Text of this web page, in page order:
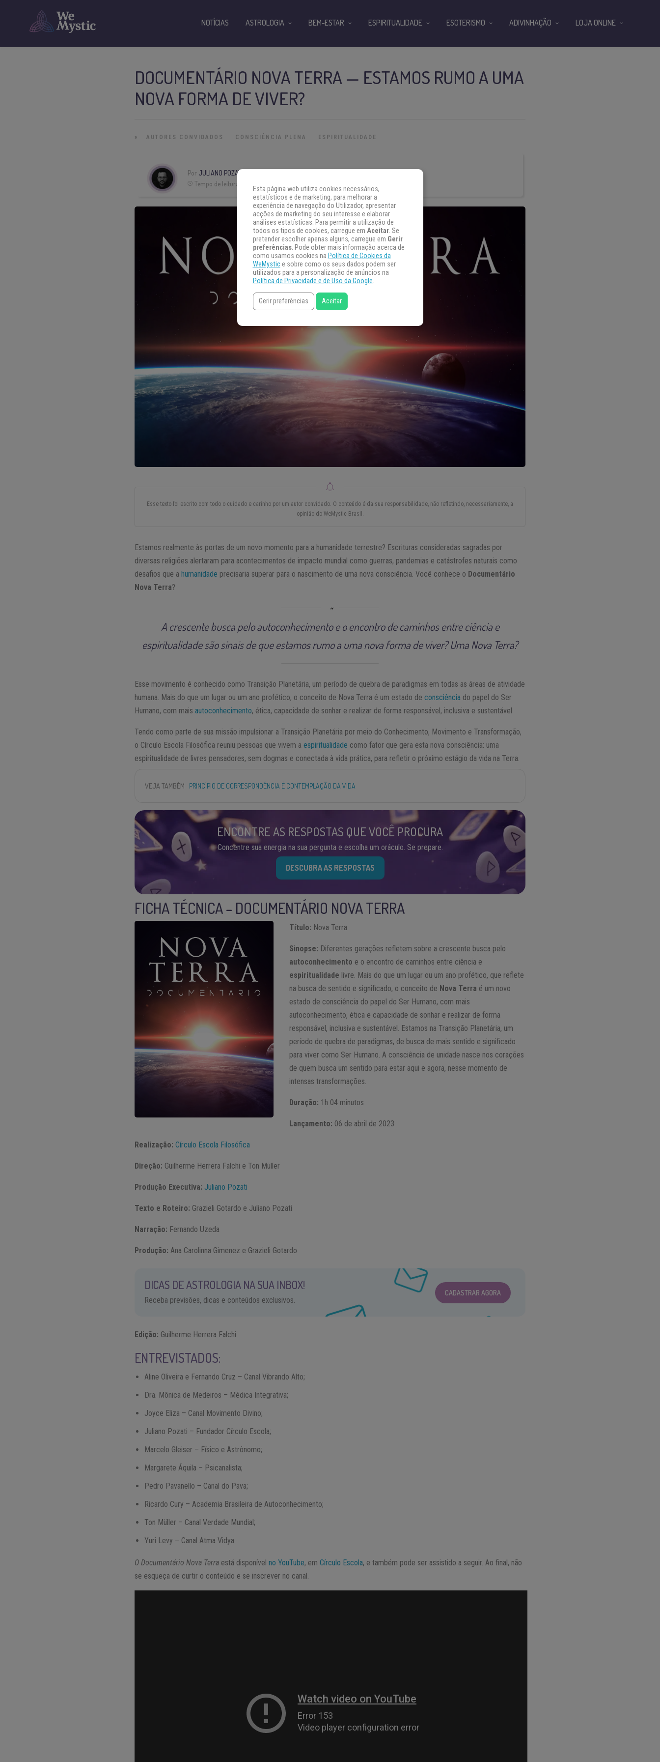
DOCUMENTÁRIO NOVA TERRA — ESTAMOS RUMO A UMA
NOVA FORMA DE VIVER?
» AUTORES CONVIDADOS CONSCIÊNCIA PLENA ESPIRITUALIDADE
Por JULIANO POZATI
Tempo de leitura:
Esse texto foi escrito com todo o cuidado e carinho por um autor convidado. O conteúdo é da sua responsabilidade, não refletindo, necessariamente, a
opinião do WeMystic Brasil.
Estamos realmente às portas de um novo momento para a humanidade terrestre? Escrituras consideradas sagradas por
diversas religiões alertaram para acontecimentos de impacto mundial como guerras, pandemias e catástrofes naturais como
desafios que a humanidade precisaria superar para o nascimento de uma nova consciência. Você conhece o Documentário
Nova Terra?
A crescente busca pelo autoconhecimento e o encontro de caminhos entre ciência e
espiritualidade são sinais de que estamos rumo a uma nova forma de viver? Uma Nova Terra?
Esse movimento é conhecido como Transição Planetária, um período de quebra de paradigmas em todas as áreas de atividade
humana. Mais do que um lugar ou um ano profético, o conceito de Nova Terra é um estado deconsciência do papel do Ser
Humano, com maisautoconhecimento, ética, capacidade de sonhar e realizar de forma responsável, inclusiva e sustentável
Tendo como parte de sua missão impulsionar a Transição Planetária por meio do Conhecimento, Movimento e Transformação,
o Círculo Escola Filosófica reuniu pessoas que vivem aespiritualidade como fator que gera esta nova consciência: uma
espiritualidade de livres pensadores, sem dogmas e conectada à vida prática, para refletir o próximo estágio da vida na Terra.
VEJA TAMBÉM PRINCÍPIO DE CORRESPONDÊNCIA É CONTEMPLAÇÃO DA VIDA
ENCONTRE AS RESPOSTAS QUE VOCÊ PROCURA
Concentre sua energia na sua pergunta e escolha um oráculo. Se prepare.
DESCUBRA AS RESPOSTAS
FICHA TÉCNICA – DOCUMENTÁRIO NOVA TERRA
Título: Nova Terra
Sinopse: Diferentes gerações refletem sobre a crescente busca pelo
autoconhecimento e o encontro de caminhos entre ciência e
espiritualidade livre. Mais do que um lugar ou um ano profético, que reflete
na busca de sentido e significado, o conceito de Nova Terra é um novo
estado de consciência do papel do Ser Humano, com mais
autoconhecimento, ética e capacidade de sonhar e realizar de forma
responsável, inclusiva e sustentável. Estamos na Transição Planetária, um
período de quebra de paradigmas, de busca de mais sentido e significado
para viver como Ser Humano. A consciência de unidade nasce nos corações
de quem busca um sentido para estar aqui e agora, nesse momento de
intensas transformações.
Duração: 1h 04 minutos
Lançamento: 06 de abril de 2023
Realização: Círculo Escola Filosófica
Direção: Guilherme Herrera Falchi e Ton Müller
Produção Executiva: Juliano Pozati
Texto e Roteiro: Grazieli Gotardo e Juliano Pozati
Narração: Fernando Uzeda
Produção: Ana Carolinna Gimenez e Grazieli Gotardo
DICAS DE ASTROLOGIA NA SUA INBOX!
Receba previsões, dicas e conteúdos exclusivos.
CADASTRAR AGORA
Edição: Guilherme Herrera Falchi
ENTREVISTADOS:
Aline Oliveira e Fernando Cruz – Canal Vibrando Alto;
Dra. Mônica de Medeiros – Médica Integrativa;
Joyce Eliza – Canal Movimento Divino;
Juliano Pozati – Fundador Círculo Escola;
Marcelo Gleiser – Físico e Astrônomo;
Margarete Áquila – Psicanalista;
Pedro Pavanello – Canal do Pava;
Ricardo Cury – Academia Brasileira de Autoconhecimento;
Ton Müller – Canal Verdade Mundial;
Yuri Levy – Canal Atma Vidya.
O Documentário Nova Terra está disponívelno YouTube, emCírculo Escola, e também pode ser assistido a seguir. Ao final, não
se esqueça de curtir o conteúdo e se inscrever no canal.
NOTÍCIAS ASTROLOGIA BEM-ESTAR ESPIRITUALIDADE ESOTERISMO ADIVINHAÇÃO LOJA ONLINE
Esta página web utiliza cookies necessários,
estatísticos e de marketing, para melhorar a
experiência de navegação do Utilizador, apresentar
acções de marketing do seu interesse e elaborar
análises estatísticas. Para permitir a utilização de
todos os tipos de cookies, carregue em Aceitar. Se
pretender escolher apenas alguns, carregue em Gerir
preferências. Pode obter mais informação acerca de
como usamos cookies na Política de Cookies da
WeMystice sobre como os seus dados podem ser
utilizados para a personalização de anúncios na
Política de Privacidade e de Uso da Google.
Gerir preferências Aceitar